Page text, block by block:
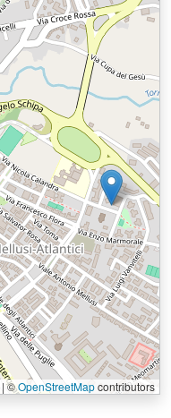
|©OpenStreetMapcontributors